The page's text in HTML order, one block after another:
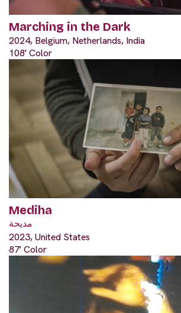
Marching in the Dark
2024, Belgium, Netherlands, India
108' Color
Mediha
مديحة
2023, United States
87' Color